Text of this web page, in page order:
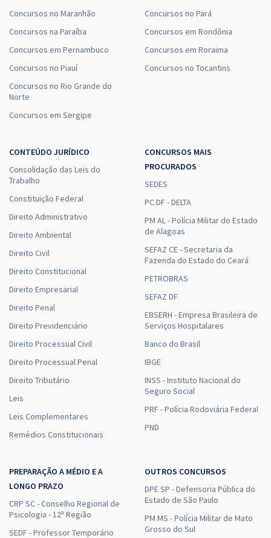
Concursos no Maranhão
Concursos na Paraíba
Concursos em Pernambuco
Concursos no Piauí
Concursos no Rio Grande do
Norte
Concursos em Sergipe
Concursos no Pará
Concursos em Rondônia
Concursos em Roraima
Concursos no Tocantins
CONTEÚDO JURÍDICO
Consolidação das Leis do
Trabalho
Constituição Federal
Direito Administrativo
Direito Ambiental
Direito Civil
Direito Constitucional
Direito Empresarial
Direito Penal
Direito Previdenciário
Direito Processual Civil
Direito Processual Penal
Direito Tributário
Leis
Leis Complementares
Remédios Constitucionais
CONCURSOS MAIS
PROCURADOS
SEDES
PC DF - DELTA
PM AL - Polícia Militar do Estado
de Alagoas
SEFAZ CE - Secretaria da
Fazenda do Estado do Ceará
PETROBRAS
SEFAZ DF
EBSERH - Empresa Brasileira de
Serviços Hospitalares
Banco do Brasil
IBGE
INSS - Instituto Nacional do
Seguro Social
PRF - Polícia Rodoviária Federal
PND
PREPARAÇÃO A MÉDIO E A
LONGO PRAZO
CRP SC - Conselho Regional de
Psicologia - 12ª Região
SEDF - Professor Temporário
OUTROS CONCURSOS
DPE SP - Defensoria Pública do
Estado de São Paulo
PM MS - Polícia Militar de Mato
Grosso do Sul